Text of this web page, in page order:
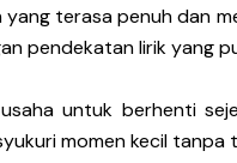
yang terasa penuh dan
pendekatan lirik yang
untuk berhenti
momen kecil